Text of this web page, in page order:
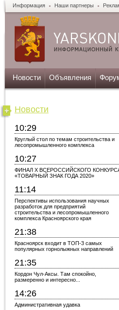
Информация Наши партнеры
Новости Объявления
Новости
10:29
Круглый стол по темам строительства и
лесопромышленного комплекса
10:27
ФИНАЛ X ВСЕРОССИЙСКОГО
«ТОВАРНЫЙ ЗНАК ГОДА 2020»
11:14
Перспективы использования научных
разработок для предприятий
строительства и лесопромышленного
комплекса Красноярского края
21:38
Красноярск входит в ТОП-3 самых
популярных горнолыжных направлений
21:35
Кордон Чул-Аксы. Там спокойно,
размеренно и интересно...
14:26
Административная удавка